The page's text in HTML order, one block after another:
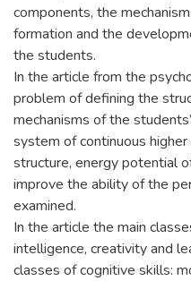
components, the
formation and the
the students.
In the article from the
problem of defining the
mechanisms of the
system of continuous
structure, energy potential
improve the ability of the
examined.
In the article the main
intelligence, creativity and
classes of cognitive skills: